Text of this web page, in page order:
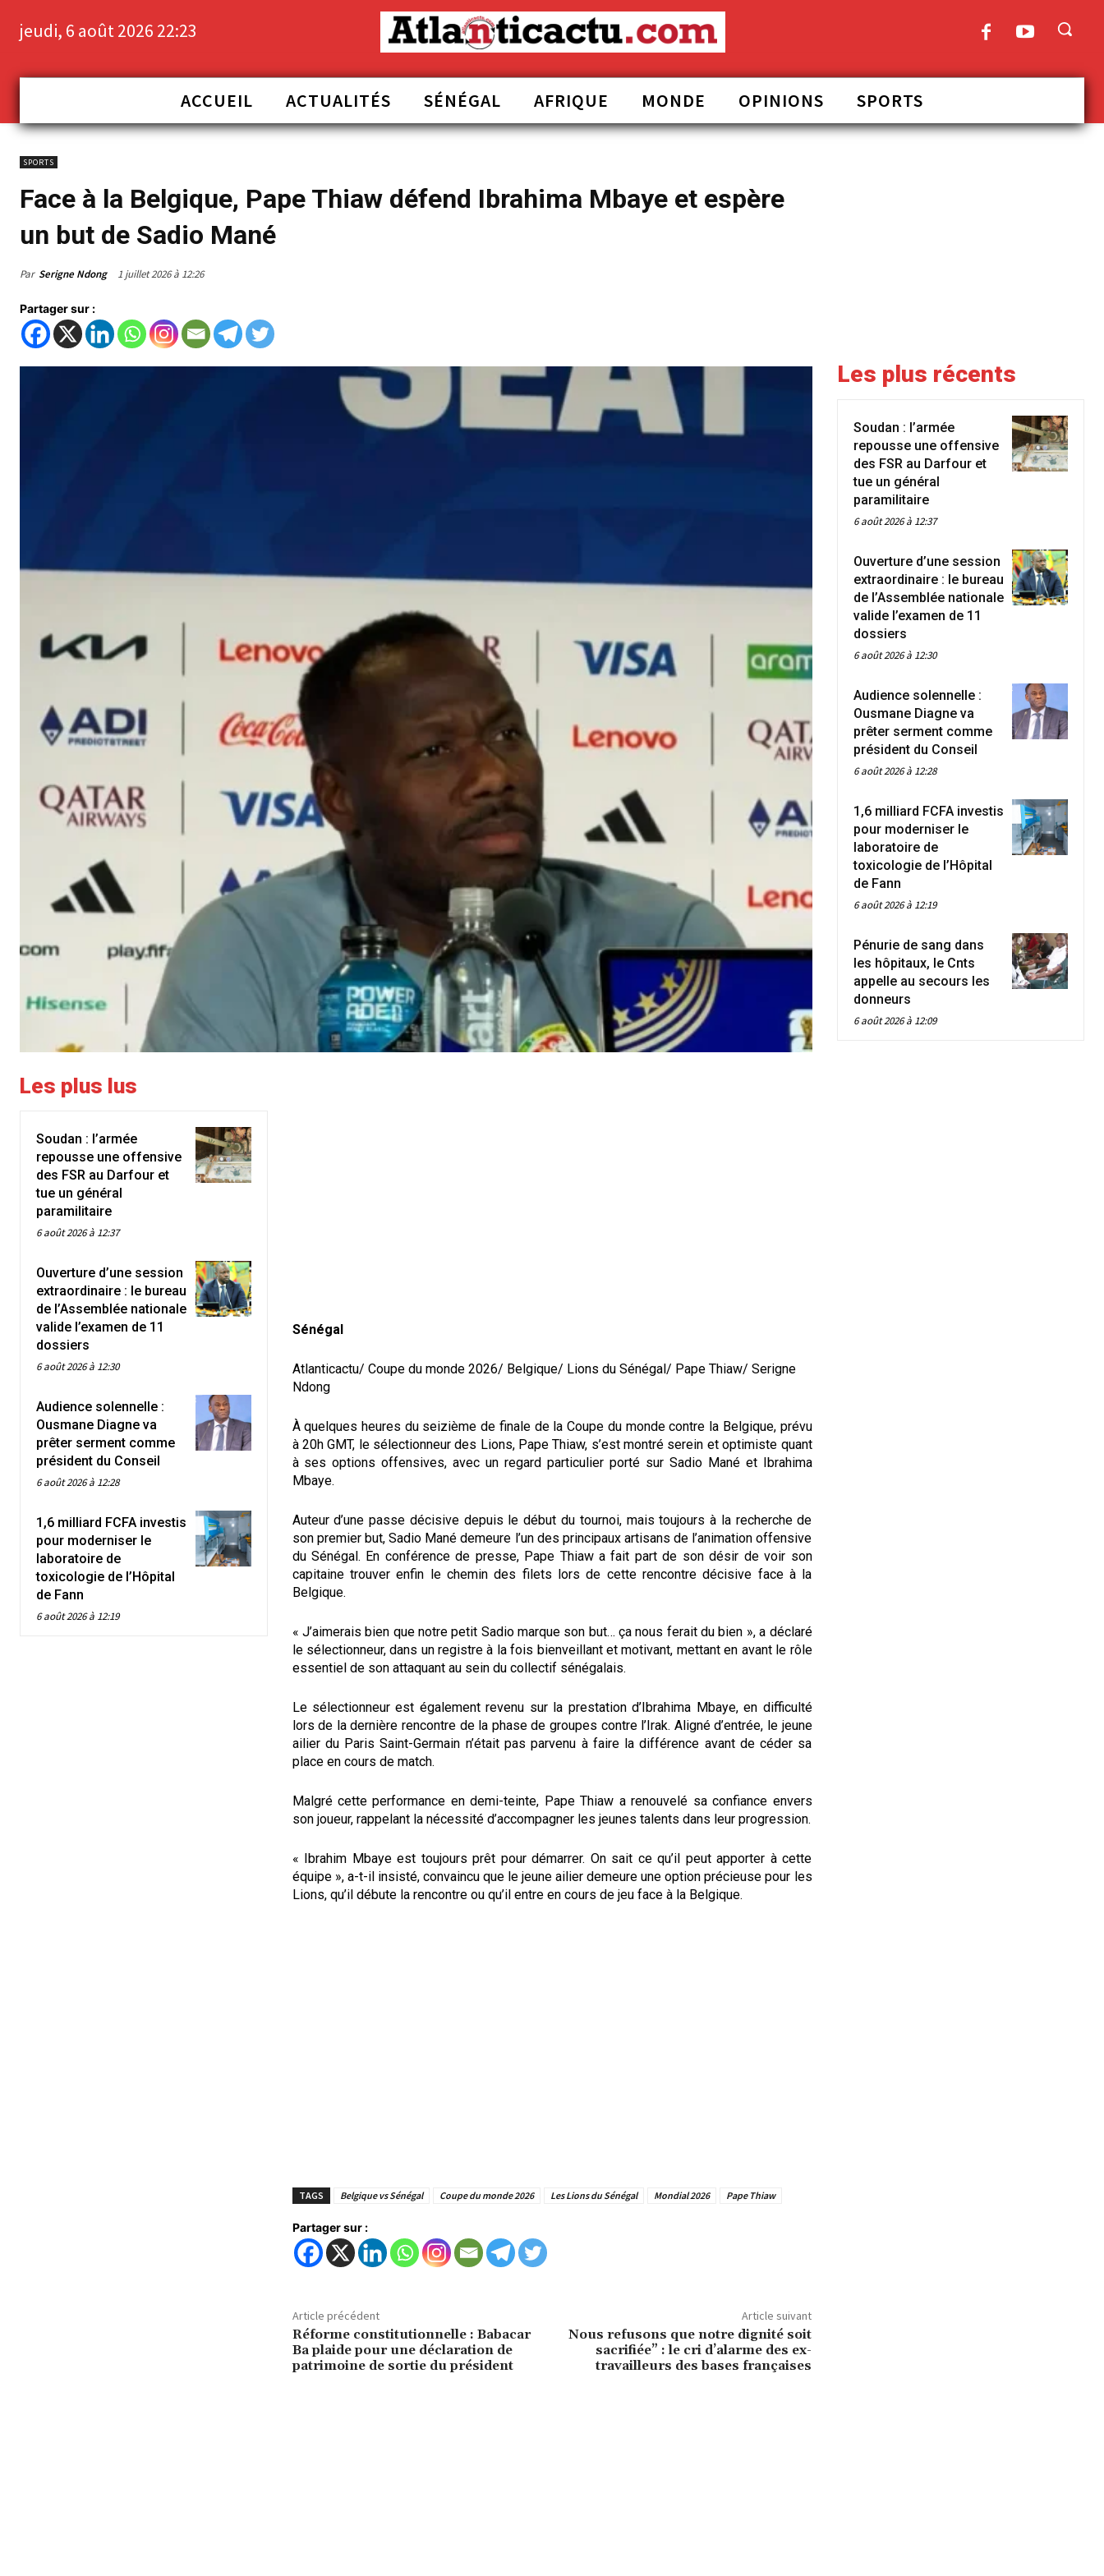
jeudi, 6 août 2026 22:23
ACCUEIL ACTUALITÉS SÉNÉGAL AFRIQUE MONDE OPINIONS SPORTS
SPORTS
Face à la Belgique, Pape Thiaw défend Ibrahima Mbaye et espère
un but de Sadio Mané
Par Serigne Ndong 1 juillet 2026 à 12:26
Partager sur :
Les plus lus
Soudan : l’armée
repousse une offensive
des FSR au Darfour et
tue un général
paramilitaire
6 août 2026 à 12:37
Ouverture d’une session
extraordinaire : le bureau
de l’Assemblée nationale
valide l’examen de 11
dossiers
6 août 2026 à 12:30
Audience solennelle :
Ousmane Diagne va
prêter serment comme
président du Conseil
6 août 2026 à 12:28
1,6 milliard FCFA investis
pour moderniser le
laboratoire de
toxicologie de l’Hôpital
de Fann
6 août 2026 à 12:19
Sénégal
Atlanticactu/ Coupe du monde 2026/ Belgique/ Lions du Sénégal/ Pape Thiaw/ Serigne
Ndong
À quelques heures du seizième de finale de la Coupe du monde contre la Belgique, prévu
à 20h GMT, le sélectionneur des Lions, Pape Thiaw, s’est montré serein et optimiste quant
à ses options offensives, avec un regard particulier porté sur Sadio Mané et Ibrahima
Mbaye.
Auteur d’une passe décisive depuis le début du tournoi, mais toujours à la recherche de
son premier but, Sadio Mané demeure l’un des principaux artisans de l’animation offensive
du Sénégal. En conférence de presse, Pape Thiaw a fait part de son désir de voir son
capitaine trouver enfin le chemin des filets lors de cette rencontre décisive face à la
Belgique.
« J’aimerais bien que notre petit Sadio marque son but… ça nous ferait du bien », a déclaré
le sélectionneur, dans un registre à la fois bienveillant et motivant, mettant en avant le rôle
essentiel de son attaquant au sein du collectif sénégalais.
Le sélectionneur est également revenu sur la prestation d’Ibrahima Mbaye, en difficulté
lors de la dernière rencontre de la phase de groupes contre l’Irak. Aligné d’entrée, le jeune
ailier du Paris Saint-Germain n’était pas parvenu à faire la différence avant de céder sa
place en cours de match.
Malgré cette performance en demi-teinte, Pape Thiaw a renouvelé sa confiance envers
son joueur, rappelant la nécessité d’accompagner les jeunes talents dans leur progression.
« Ibrahim Mbaye est toujours prêt pour démarrer. On sait ce qu’il peut apporter à cette
équipe », a-t-il insisté, convaincu que le jeune ailier demeure une option précieuse pour les
Lions, qu’il débute la rencontre ou qu’il entre en cours de jeu face à la Belgique.
TAGS Belgique vs Sénégal Coupe du monde 2026 Les Lions du Sénégal Mondial 2026 Pape Thiaw
Partager sur :
Article précédent
Réforme constitutionnelle : Babacar
Ba plaide pour une déclaration de
patrimoine de sortie du président
Article suivant
Nous refusons que notre dignité soit
sacrifiée” : le cri d’alarme des ex-
travailleurs des bases françaises
Les plus récents
Soudan : l’armée
repousse une offensive
des FSR au Darfour et
tue un général
paramilitaire
6 août 2026 à 12:37
Ouverture d’une session
extraordinaire : le bureau
de l’Assemblée nationale
valide l’examen de 11
dossiers
6 août 2026 à 12:30
Audience solennelle :
Ousmane Diagne va
prêter serment comme
président du Conseil
6 août 2026 à 12:28
1,6 milliard FCFA investis
pour moderniser le
laboratoire de
toxicologie de l’Hôpital
de Fann
6 août 2026 à 12:19
Pénurie de sang dans
les hôpitaux, le Cnts
appelle au secours les
donneurs
6 août 2026 à 12:09